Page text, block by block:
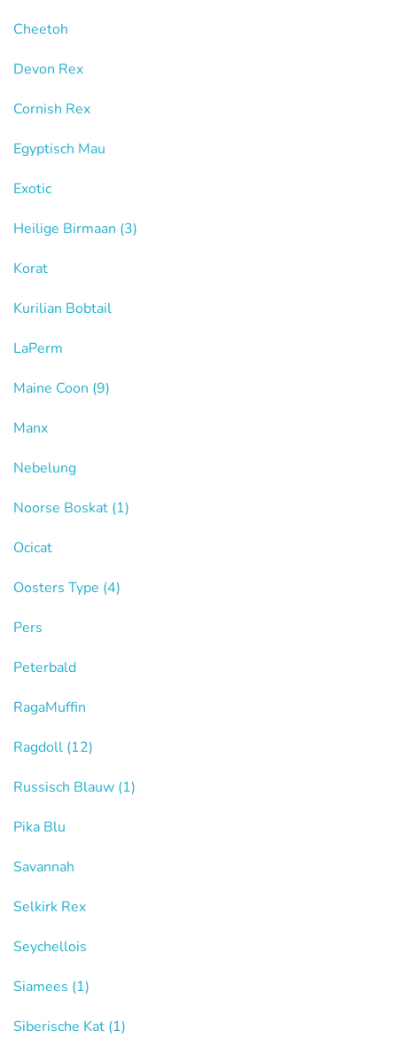
Cheetoh
Devon Rex
Cornish Rex
Egyptisch Mau
Exotic
Heilige Birmaan (3)
Korat
Kurilian Bobtail
LaPerm
Maine Coon (9)
Manx
Nebelung
Noorse Boskat (1)
Ocicat
Oosters Type (4)
Pers
Peterbald
RagaMuffin
Ragdoll (12)
Russisch Blauw (1)
Pika Blu
Savannah
Selkirk Rex
Seychellois
Siamees (1)
Siberische Kat (1)